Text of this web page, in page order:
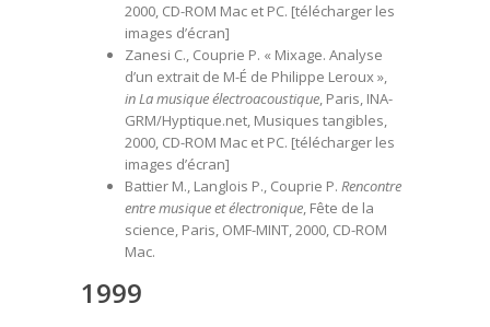
2000, CD-ROM Mac et PC. [télécharger les
images d’écran]
Zanesi C., Couprie P. « Mixage. Analyse
d’un extrait de M-É de Philippe Leroux »,
inLa musique électroacoustique, Paris, INA-
GRM/Hyptique.net, Musiques tangibles,
2000, CD-ROM Mac et PC. [télécharger les
images d’écran]
Battier M., Langlois P., Couprie P. Rencontre
entre musique et électronique, Fête de la
science, Paris, OMF-MINT, 2000, CD-ROM
Mac.
1999